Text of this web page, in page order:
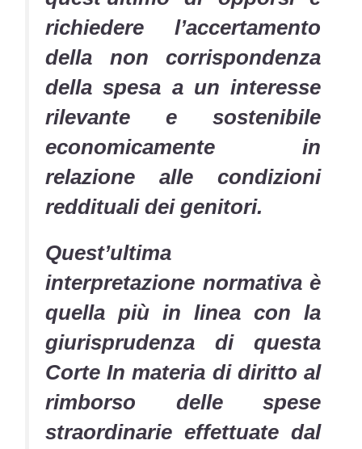
richiedere l’accertamento
della non corrispondenza
della spesa a un interesse
rilevante e sostenibile
economicamente in
relazione alle condizioni
reddituali dei genitori.
Quest’ultima
interpretazione normativa è
quella più in linea con la
giurisprudenza di questa
Corte In materia di diritto al
rimborso delle spese
straordinarie effettuate dal